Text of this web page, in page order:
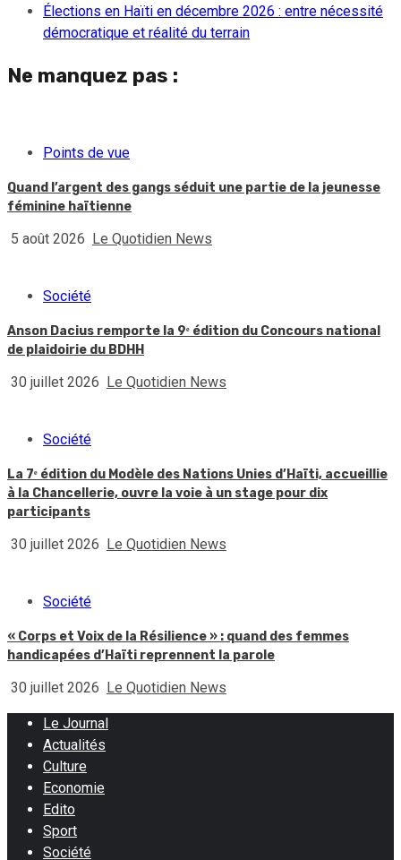
Élections en Haïti en décembre 2026 : entre nécessité
démocratique et réalité du terrain
Ne manquez pas :
Points de vue
Quand l’argent des gangs séduit une partie de la jeunesse
féminine haïtienne
5 août 2026 Le Quotidien News
Société
Anson Dacius remporte la 9ᵉ édition du Concours national
de plaidoirie du BDHH
30 juillet 2026 Le Quotidien News
Société
La 7ᵉ édition du Modèle des Nations Unies d’Haïti, accueillie
à la Chancellerie, ouvre la voie à un stage pour dix
participants
30 juillet 2026 Le Quotidien News
Société
« Corps et Voix de la Résilience » : quand des femmes
handicapées d’Haïti reprennent la parole
30 juillet 2026 Le Quotidien News
Le Journal
Actualités
Culture
Economie
Edito
Sport
Société